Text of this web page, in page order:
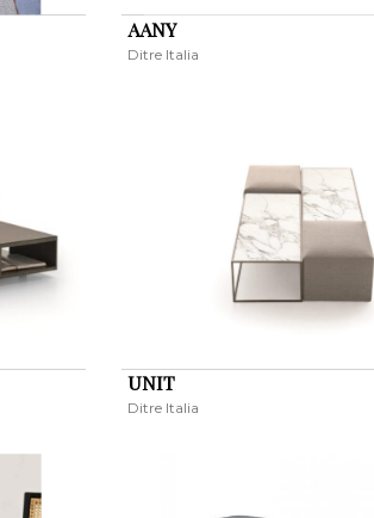
AANY
Ditre Italia
UNIT
Ditre Italia